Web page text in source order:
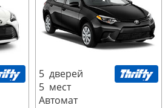
5 дверей
5 мест
Автомат